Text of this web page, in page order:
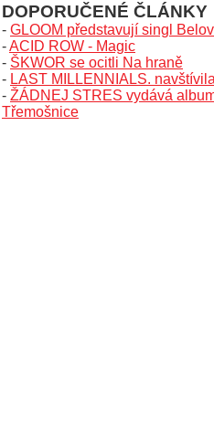
DOPORUČENÉ ČLÁNKY
- GLOOM představují singl
-ACID ROW - Magic
- ŠKWOR se ocitli Na hraně
- LAST MILLENNIALS.
- ŽÁDNEJ STRES vydává
Třemošnice